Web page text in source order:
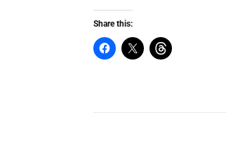
Share this: